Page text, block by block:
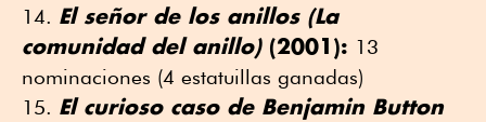
El señor de los anillos (La
comunidad del anillo)(2001): 13
nominaciones (4 estatuillas ganadas)
El curioso caso de Benjamin Button